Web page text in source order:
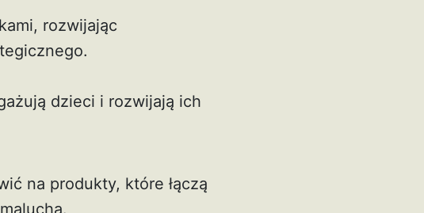
rozwijając
dzieci i rozwijają ich
na produkty, które łączą